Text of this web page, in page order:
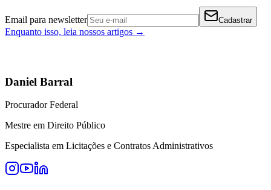
Email para newsletter Cadastrar
Enquanto isso, leia nossos artigos →
Daniel Barral
Procurador Federal
Mestre em Direito Público
Especialista em Licitações e Contratos Administrativos